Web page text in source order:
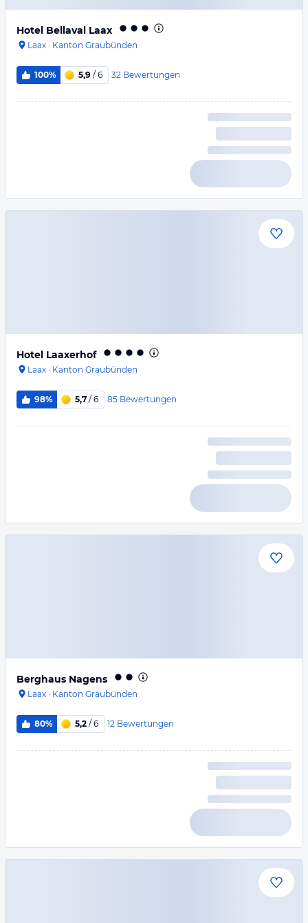
Hotel Bellaval Laax
Laax · Kanton Graubünden
100% 5,9 / 6 32 Bewertungen
Hotel Laaxerhof
Laax · Kanton Graubünden
98% 5,7 / 6 85 Bewertungen
Berghaus Nagens
Laax · Kanton Graubünden
80% 5,2 / 6 12 Bewertungen